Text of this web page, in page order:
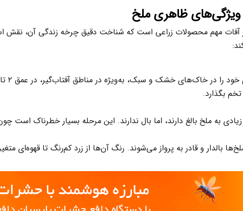
ظاهری ملخ
آفات مهم محصولات زراعی است که شناخت دقیق چرخه زندگی آن، نقش
بگذارد.
به ملخ بالغ دارند، اما بال ندارند. این مرحله بسیار خطرناک است
بالدار و قادر به پرواز می‌شوند. رنگ آن‌ها از زرد کم‌رنگ تا